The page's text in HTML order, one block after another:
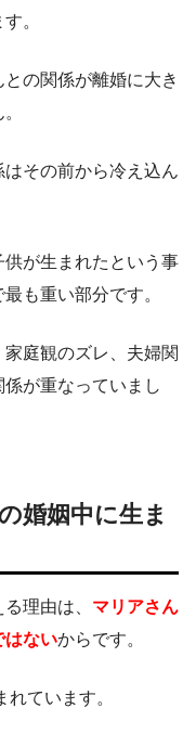
。
の関係が離婚に大き
その前から冷え込ん
が生まれたという事
も重い部分です。
庭観のズレ、夫婦関
が重なっていまし
婚姻中に生ま
理由は、 マリアさん
はないからです。
れています。